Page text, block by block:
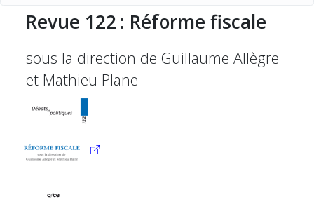
Revue 122 : Réforme fiscale
sous la direction de Guillaume Allègre
et Mathieu Plane